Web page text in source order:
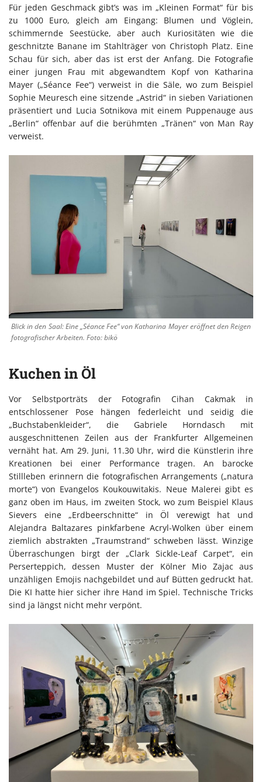
Für jeden Geschmack gibt’s was im „Kleinen Format“ für bis
zu 1000 Euro, gleich am Eingang: Blumen und Vöglein,
schimmernde Seestücke, aber auch Kuriositäten wie die
geschnitzte Banane im Stahlträger von Christoph Platz. Eine
Schau für sich, aber das ist erst der Anfang. Die Fotografie
einer jungen Frau mit abgewandtem Kopf von Katharina
Mayer („Séance Fee“) verweist in die Säle, wo zum Beispiel
Sophie Meuresch eine sitzende „Astrid“ in sieben Variationen
präsentiert und Lucia Sotnikova mit einem Puppenauge aus
„Berlin“ offenbar auf die berühmten „Tränen“ von Man Ray
verweist.
Blick in den Saal: Eine „Séance Fee“ von Katharina Mayer eröffnet den Reigen
fotografischer Arbeiten. Foto: bikö
Kuchen in Öl
Vor Selbstporträts der Fotografin Cihan Cakmak in
entschlossener Pose hängen federleicht und seidig die
„Buchstabenkleider“, die Gabriele Horndasch mit
ausgeschnittenen Zeilen aus der Frankfurter Allgemeinen
vernäht hat. Am 29. Juni, 11.30 Uhr, wird die Künstlerin ihre
Kreationen bei einer Performance tragen. An barocke
Stillleben erinnern die fotografischen Arrangements („natura
morte“) von Evangelos Koukouwitakis. Neue Malerei gibt es
ganz oben im Haus, im zweiten Stock, wo zum Beispiel Klaus
Sievers eine „Erdbeerschnitte“ in Öl verewigt hat und
Alejandra Baltazares pinkfarbene Acryl-Wolken über einem
ziemlich abstrakten „Traumstrand“ schweben lässt. Winzige
Überraschungen birgt der „Clark Sickle-Leaf Carpet“, ein
Perserteppich, dessen Muster der Kölner Mio Zajac aus
unzähligen Emojis nachgebildet und auf Bütten gedruckt hat.
Die KI hatte hier sicher ihre Hand im Spiel. Technische Tricks
sind ja längst nicht mehr verpönt.